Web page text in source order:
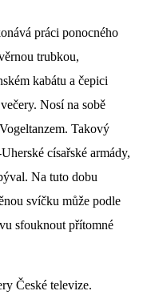
práci ponocného
trubkou,
kabátu a čepici
Nosí na sobě
Takový
císařské armády,
Na tuto dobu
svíčku může podle
sfouknout přítomné
České televize.